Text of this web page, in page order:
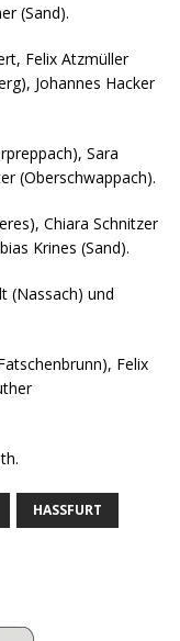
(Sand).
Felix Atzmüller
Johannes Hacker
Sara
(Oberschwappach).
Chiara Schnitzer
Krines (Sand).
(Nassach) und
Felix
HASSFURT